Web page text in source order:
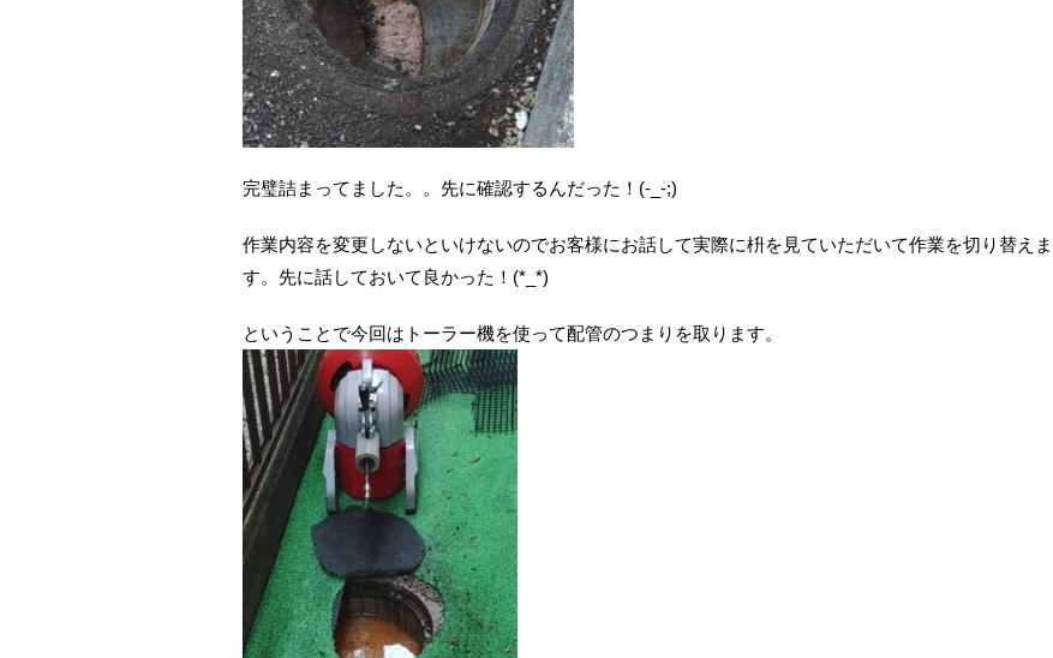
完璧詰まってました。。先に確認するんだった！(-_-;)
作業内容を変更しないといけないのでお客様にお話して実際に枡を見ていただいて作業を切り替えま
す。先に話しておいて良かった！(*_*)
ということで今回はトーラー機を使って配管のつまりを取ります。